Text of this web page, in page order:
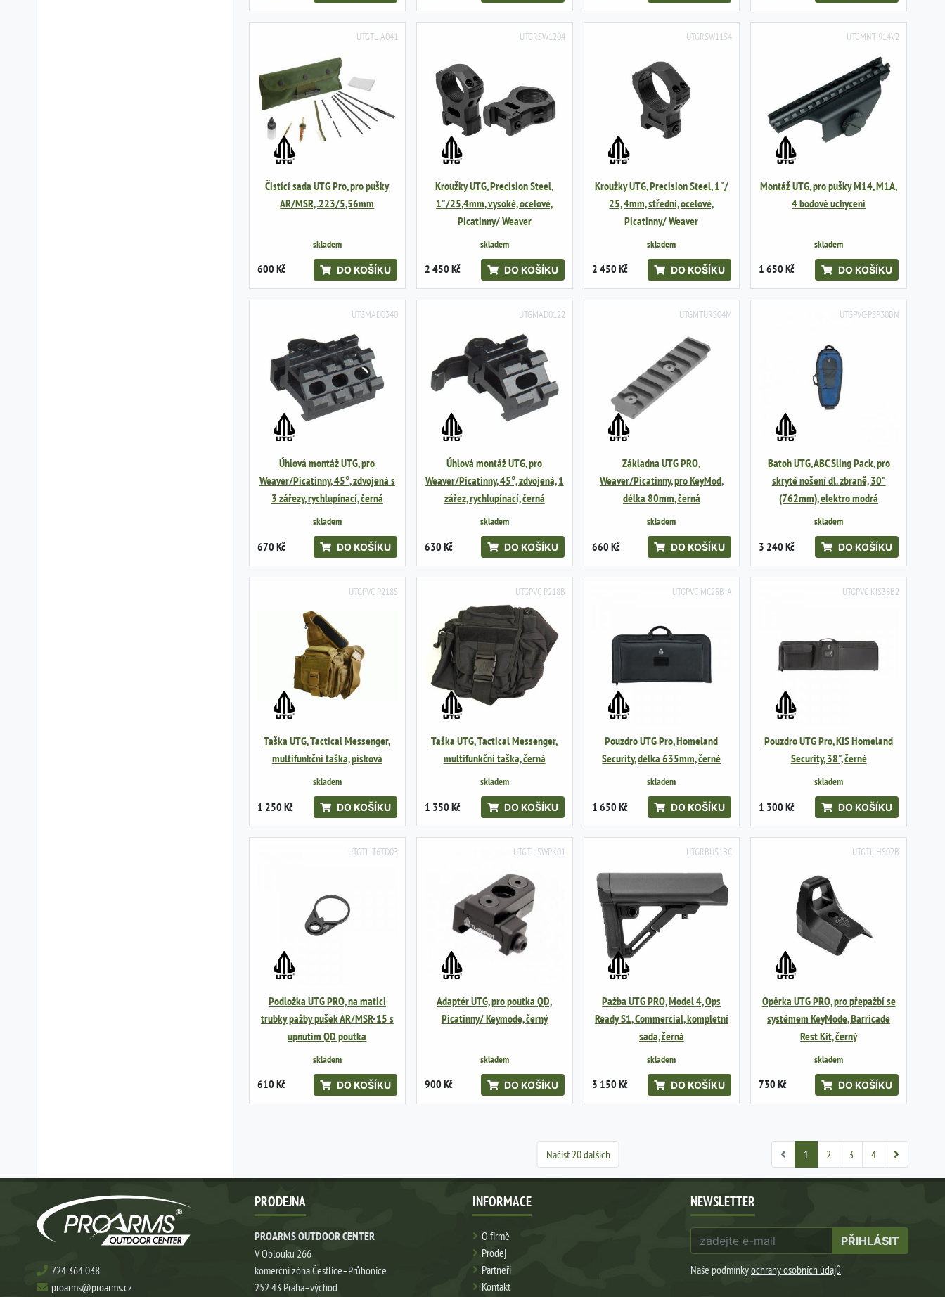
UTGTL-A041
Čistící sada UTG Pro, pro pušky
AR/MSR, .223/5,56mm
skladem
600 Kč DO KOŠÍKU
UTGRSW1204
Kroužky UTG, Precision Steel,
1"/25,4mm, vysoké, ocelové,
Picatinny/ Weaver
skladem
2 450 Kč DO KOŠÍKU
UTGRSW1154
Kroužky UTG, Precision Steel, 1"/
25, 4mm, střední, ocelové,
Picatinny/ Weaver
skladem
2 450 Kč DO KOŠÍKU
UTGMNT-914V2
Montáž UTG, pro pušky M14, M1A,
4 bodové uchycení
skladem
1 650 Kč DO KOŠÍKU
UTGMAD0340
Úhlová montáž UTG, pro
Weaver/Picatinny, 45°, zdvojená s
3 zářezy, rychlupínací, černá
skladem
670 Kč DO KOŠÍKU
UTGMAD0122
Úhlová montáž UTG, pro
Weaver/Picatinny, 45°, zdvojená, 1
zářez, rychlupínací, černá
skladem
630 Kč DO KOŠÍKU
UTGMTURS04M
Základna UTG PRO,
Weaver/Picatinny, pro KeyMod,
délka 80mm, černá
skladem
660 Kč DO KOŠÍKU
UTGPVC-PSP30BN
Batoh UTG, ABC Sling Pack, pro
skryté nošení dl. zbraně, 30"
(762mm), elektro modrá
skladem
3 240 Kč DO KOŠÍKU
UTGPVC-P218S
Taška UTG, Tactical Messenger,
multifunkční taška, písková
skladem
1 250 Kč DO KOŠÍKU
UTGPVC-P218B
Taška UTG, Tactical Messenger,
multifunkční taška, černá
skladem
1 350 Kč DO KOŠÍKU
UTGPVC-MC25B-A
Pouzdro UTG Pro, Homeland
Security, délka 635mm, černé
skladem
1 650 Kč DO KOŠÍKU
UTGPVC-KIS38B2
Pouzdro UTG Pro, KIS Homeland
Security, 38", černé
skladem
1 300 Kč DO KOŠÍKU
UTGTL-T6TD03
Podložka UTG PRO, na matici
trubky pažby pušek AR/MSR-15 s
upnutím QD poutka
skladem
610 Kč DO KOŠÍKU
UTGTL-SWPK01
Adaptér UTG, pro poutka QD,
Picatinny/ Keymode, černý
skladem
900 Kč DO KOŠÍKU
UTGRBUS1BC
Pažba UTG PRO, Model 4, Ops
Ready S1, Commercial, kompletní
sada, černá
skladem
3 150 Kč DO KOŠÍKU
UTGTL-HS02B
Opěrka UTG PRO, pro přepažbí se
systémem KeyMode, Barricade
Rest Kit, černý
skladem
730 Kč DO KOŠÍKU
Načíst 20 dalších 1 2 3 4
724 364 038
proarms@proarms.cz
PRODEJNA
PROARMS OUTDOOR CENTER
V Oblouku 266
komerční zóna Čestlice–Průhonice
252 43 Praha–východ
INFORMACE
O firmě
Prodej
Partneři
Kontakt
NEWSLETTER
PŘIHLÁSIT
Naše podmínkyochrany osobních údajů